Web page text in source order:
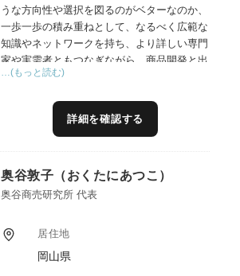
うな方向性や選択を図るのがベターなのか、
一歩一歩の積み重ねとして、なるべく広範な
知識やネットワークを持ち、より詳しい専門
家や実需者ともつなぎながら、商品開発と出
口作りを一気通貫してお手伝いしています。
から、どのように消費者や実需者に各生産者
の商品やこだわり特徴を伝えていくか、
…(もっと読む)
詳細を確認する
奥谷敦子（おくたにあつこ）
奥谷商売研究所 代表
居住地
岡山県